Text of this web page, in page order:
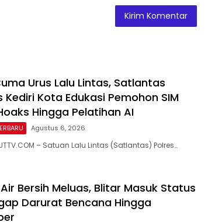
Urus Lalu Lintas, Satlantas
Kediri Kota Edukasi Pemohon SIM
Hingga Pelatihan AI
Agustus 6, 2026
– Satuan Lalu Lintas (Satlantas) Polres…
Bersih Meluas, Blitar Masuk Status
Darurat Bencana Hingga